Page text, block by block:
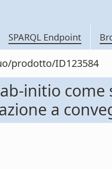
SPARQL Endpoint
prodotto/ID123584
initio
a